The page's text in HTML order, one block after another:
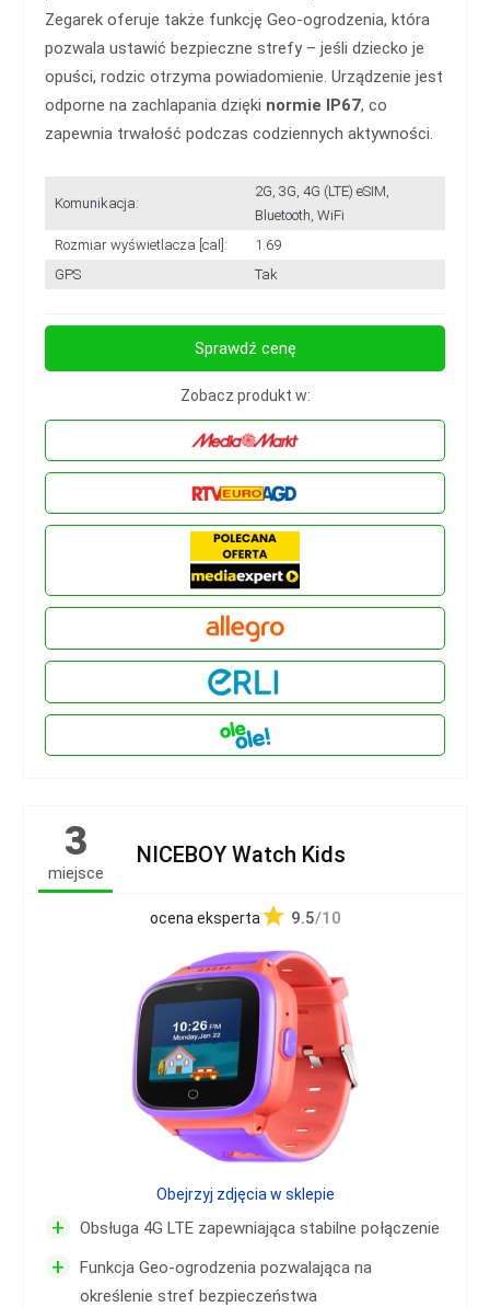
Zegarek oferuje także funkcję Geo-ogrodzenia, która
pozwala ustawić bezpieczne strefy – jeśli dziecko je
opuści, rodzic otrzyma powiadomienie. Urządzenie jest
odporne na zachlapania dzięki normie IP67, co
zapewnia trwałość podczas codziennych aktywności.
Komunikacja:
2G, 3G, 4G (LTE) eSIM,
Bluetooth, WiFi
Rozmiar wyświetlacza [cal]:
1.69
GPS
Tak
Sprawdź cenę
Zobacz produkt w:
3
miejsce
NICEBOY Watch Kids
ocena eksperta 9.5/10
+ Obsługa 4G LTE zapewniająca stabilne połączenie
+
Funkcja Geo-ogrodzenia pozwalająca na
określenie stref bezpieczeństwa
Obejrzyj zdjęcia w sklepie